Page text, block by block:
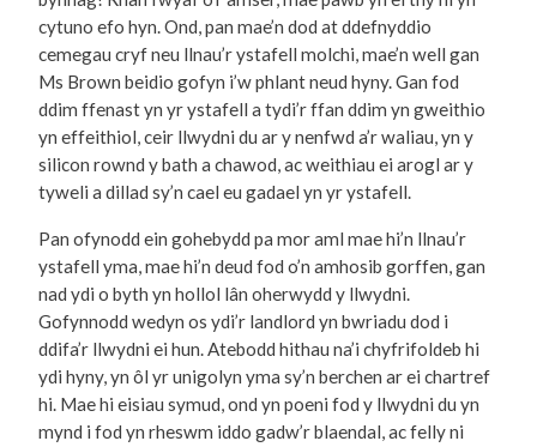
cytuno efo hyn. Ond, pan mae’n dod at ddefnyddio
cemegau cryf neu llnau’r ystafell molchi, mae’n well gan
Ms Brown beidio gofyn i’w phlant neud hyny. Gan fod
ddim ffenast yn yr ystafell a tydi’r ffan ddim yn gweithio
yn effeithiol, ceir llwydni du ar y nenfwd a’r waliau, yn y
silicon rownd y bath a chawod, ac weithiau ei arogl ar y
tyweli a dillad sy’n cael eu gadael yn yr ystafell.
Pan ofynodd ein gohebydd pa mor aml mae hi’n llnau’r
ystafell yma, mae hi’n deud fod o’n amhosib gorffen, gan
nad ydi o byth yn hollol lân oherwydd y llwydni.
Gofynnodd wedyn os ydi’r landlord yn bwriadu dod i
ddifa’r llwydni ei hun. Atebodd hithau na’i chyfrifoldeb hi
ydi hyny, yn ôl yr unigolyn yma sy’n berchen ar ei chartref
hi. Mae hi eisiau symud, ond yn poeni fod y llwydni du yn
mynd i fod yn rheswm iddo gadw’r blaendal, ac felly ni